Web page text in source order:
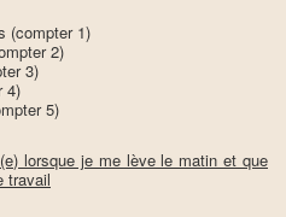
(compter 1)
2)
3)
4)
5)
lorsque je me lève le matin et que
travail